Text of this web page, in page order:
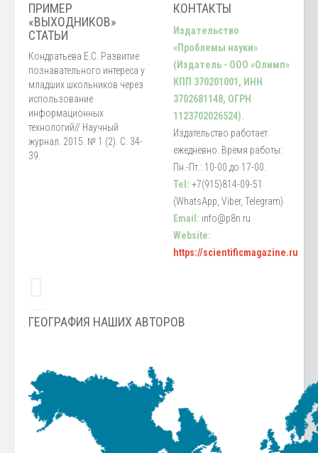
ПРИМЕР
«ВЫХОДНИКОВ»
СТАТЬИ
Кондратьева Е.С. Развитие
познавательного интереса у
младших школьников через
использование
информационных
технологий// Научный
журнал. 2015. № 1 (2). С. 34-
39.
КОНТАКТЫ
Издательство
«Проблемы науки»
(Издатель - ООО «Олимп»
КПП 370201001, ИНН
3702681148, ОГРН
1123702026524).
Издательство работает
ежедневно. Время работы:
Пн.-Пт.: 10-00 до 17-00.
Tel: +7(915)814-09-51
(WhatsApp, Viber, Telegram)
Email: info@p8n.ru
Website:
https://scientificmagazine.ru
ГЕОГРАФИЯ НАШИХ АВТОРОВ